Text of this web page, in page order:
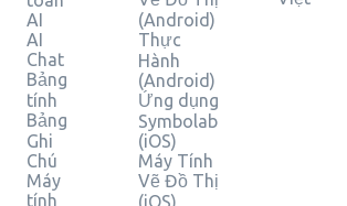
AI
AI
Chat
Bảng
tính
Bảng
Ghi
Chú
Máy
tính
(Android)
Thực
Hành
(Android)
Ứng dụng
Symbolab
(iOS)
Máy Tính
Vẽ Đồ Thị
(iOS)